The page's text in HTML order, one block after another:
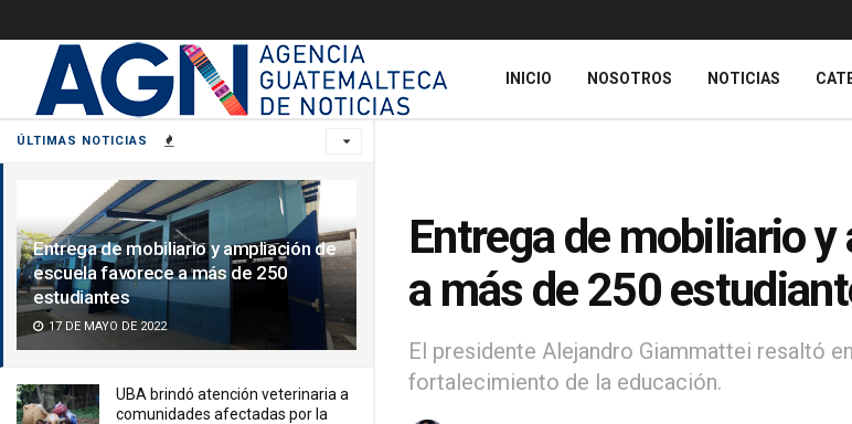
ÚLTIMAS NOTICIAS
Entrega de mobiliario y ampliación de
escuela favorece a más de 250
estudiantes
17 DE MAYO DE 2022
UBA brindó atención veterinaria a
comunidades afectadas por la
INICIO NOSOTROS NOTICIAS
Entrega de mobiliario
a más de 250
El presidente Alejandro Giammattei resaltó
fortalecimiento de la educación.